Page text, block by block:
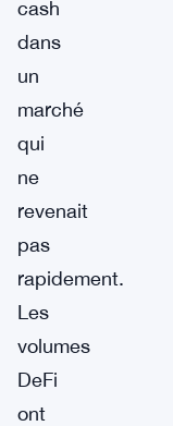
cash
dans
un
marché
qui
ne
revenait
pas
rapidement.
Les
volumes
DeFi
ont